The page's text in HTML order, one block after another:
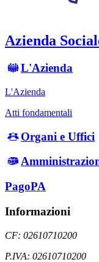
Azienda
L'Azienda
L'Azienda
Atti fondamentali
Organi e Uffici
PagoPA
Informazioni
CF: 02610710200
P.IVA: 02610710200